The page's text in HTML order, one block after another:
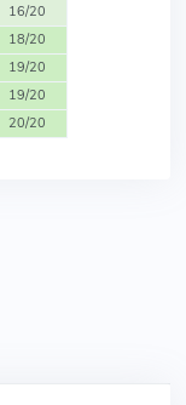
16/20
18/20
19/20
19/20
20/20